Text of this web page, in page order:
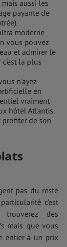
aussi les
payante de
moderne
vous pouvez
et admirer le
la plus
n’ayez
en
vraiment
hôtel Atlantis.
profiter de son
pas du reste
c’est
trouverez des
mais que vous
entier à un prix